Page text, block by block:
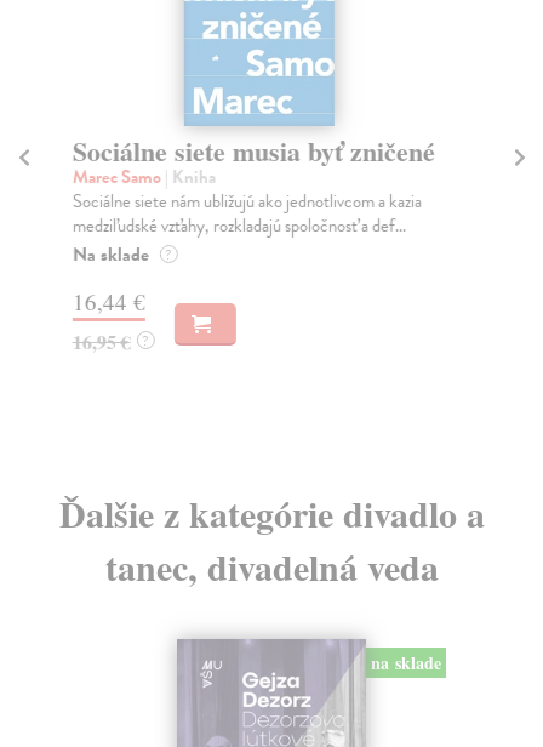
Sociálne siete musia byť zničené
Marec Samo| Kniha
Sociálne siete nám ubližujú ako jednotlivcom a kazia
medziľudské vzťahy, rozkladajú spoločnosť a def...
Na sklade ?
16,44 €
16,95 € ?
Ďalšie z kategórie divadlo a
tanec, divadelná veda
na sklade